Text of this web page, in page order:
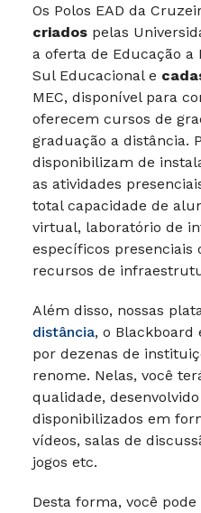
Os Polos EAD da
criados pelas
a oferta de Educação a
Sul Educacional e
MEC, disponível para
oferecem cursos de
graduação a distância.
disponibilizam de
as atividades
total capacidade de
virtual, laboratório de
específicos
recursos de
Além disso, nossas
distância, o Blackboard
por dezenas de
renome. Nelas, você
qualidade,
disponibilizados em
vídeos, salas de
jogos etc.
Desta forma, você